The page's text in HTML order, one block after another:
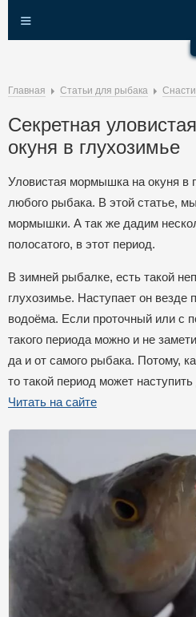
≡
Главная Статьи для рыбака
Секретная
окуня в глухозимье
Уловистая мормышка на окуня в
любого рыбака. В этой статье,
мормышки. А так же дадим
полосатого, в этот период.
В зимней рыбалке, есть такой
глухозимье. Наступает он везде
водоёма. Если проточный или с
такого периода можно и не
да и от самого рыбака. Потому,
то такой период может
Читать на сайте